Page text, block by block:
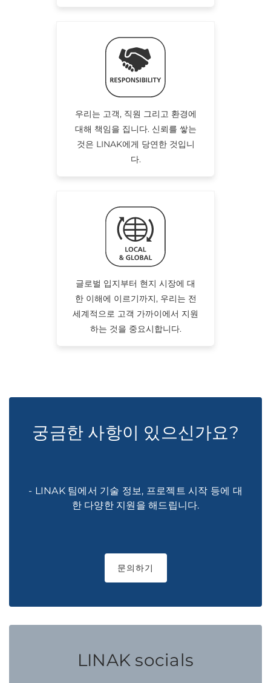
우리는 고객, 직원 그리고 환경에
대해 책임을 집니다. 신뢰를 쌓는
것은 LINAK에게 당연한 것입니
다.
글로벌 입지부터 현지 시장에 대
한 이해에 이르기까지, 우리는 전
세계적으로 고객 가까이에서 지원
하는 것을 중요시합니다.
궁금한 사항이 있으신가요?
- LINAK 팀에서 기술 정보, 프로젝트 시작 등에 대
한 다양한 지원을 해드립니다.
문의하기
LINAK socials